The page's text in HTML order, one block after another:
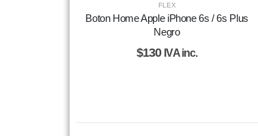
FLEX
Boton Home Apple iPhone 6s / 6s Plus
Negro
$130 IVA inc.